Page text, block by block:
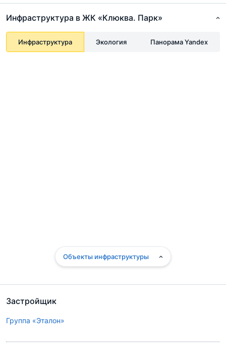
Застройщик
Группа «Эталон»
Инфраструктура в ЖК «Клюква. Парк»
Инфраструктура Экология Панорама Yandex
Объекты инфраструктуры